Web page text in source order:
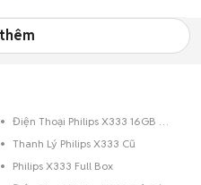
Điện Thoại Philips X333 16GB Hồng
Thanh Lý Philips X333 Cũ
Philips X333 Full Box